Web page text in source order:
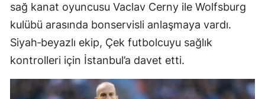
sağ kanat oyuncusu Vaclav Cerny ile Wolfsburg
kulübü arasında bonservisli anlaşmaya vardı.
Siyah‑beyazlı ekip, Çek futbolcuyu sağlık
kontrolleri için İstanbul’a davet etti.